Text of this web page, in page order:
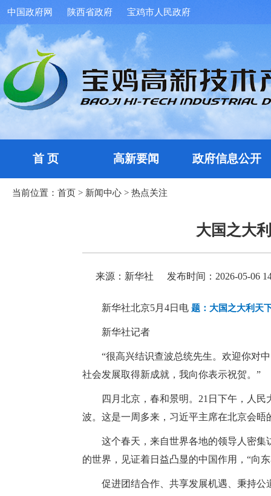
中国政府网 陕西省政府 宝鸡市人民政府
首 页 高新要闻 政府信息公开
当前位置： 首页 > 新闻中心 > 热点关注
大国之大
来源：新华社 发布时间：2026-05-06
新华社北京5月4日电 题：大国之大利天
新华社记者
“很高兴结识查波总统先生。欢迎你对
社会发展取得新成就，我向你表示祝贺。”
四月北京，春和景明。21日下午，人
波。这是一周多来，习近平主席在北京会晤
这个春天，来自世界各地的领导人密
的世界，见证着日益凸显的中国作用，“向
促进团结合作、共享发展机遇、秉持